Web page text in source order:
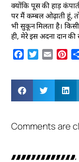
क्योंकि पूस की हाड़
पर मैं कम्बल ओढ़ाती हूं,
भी सुकून मिलता है।
ही, मेरे इस अदना दान
Facebook
Twitter
Email
Comments are